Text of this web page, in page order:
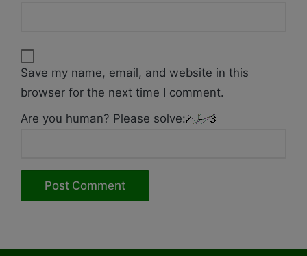
Save my name, email, and website in this
browser for the next time I comment.
Are you human? Please solve: